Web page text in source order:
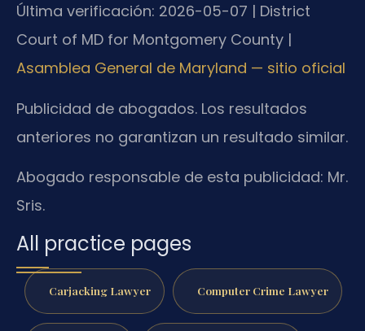
Última verificación: 2026-05-07 | District
Court of MD for Montgomery County |
Asamblea General de Maryland — sitio oficial
Publicidad de abogados. Los resultados
anteriores no garantizan un resultado similar.
Abogado responsable de esta publicidad: Mr.
Sris.
All practice pages
Carjacking Lawyer Computer Crime Lawyer